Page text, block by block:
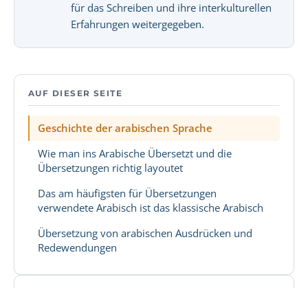
für das Schreiben und ihre interkulturellen
Erfahrungen weitergegeben.
AUF DIESER SEITE
Geschichte der arabischen Sprache
Wie man ins Arabische Übersetzt und die
Übersetzungen richtig layoutet
Das am häufigsten für Übersetzungen
verwendete Arabisch ist das klassische Arabisch
Übersetzung von arabischen Ausdrücken und
Redewendungen